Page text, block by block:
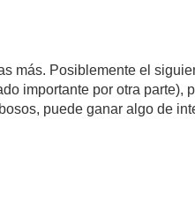
más. Posiblemente el
importante por otra parte),
puede ganar algo de